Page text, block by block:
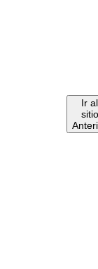
Ir al
sitio